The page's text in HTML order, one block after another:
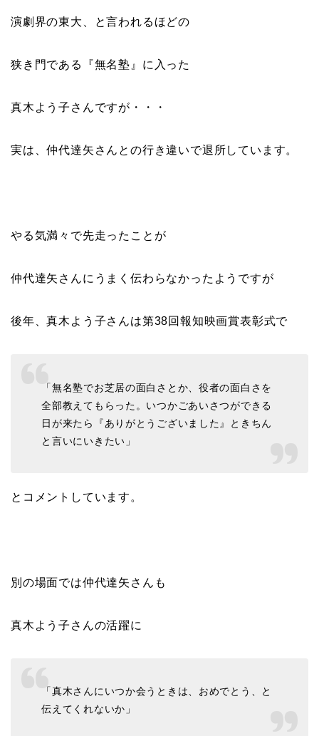
演劇界の東大、と言われるほどの
狭き門である『無名塾』に入った
真木よう子さんですが・・・
実は、仲代達矢さんとの行き違いで退所しています。
やる気満々で先走ったことが
仲代達矢さんにうまく伝わらなかったようですが
後年、真木よう子さんは第38回報知映画賞表彰式で
「無名塾でお芝居の面白さとか、役者の面白さを
全部教えてもらった。いつかごあいさつができる
日が来たら『ありがとうございました』ときちん
と言いにいきたい」
とコメントしています。
別の場面では仲代達矢さんも
真木よう子さんの活躍に
「真木さんにいつか会うときは、おめでとう、と
伝えてくれないか」